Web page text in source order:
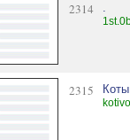
2314 .
2315